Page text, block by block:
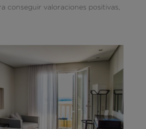
conseguir valoraciones positivas,